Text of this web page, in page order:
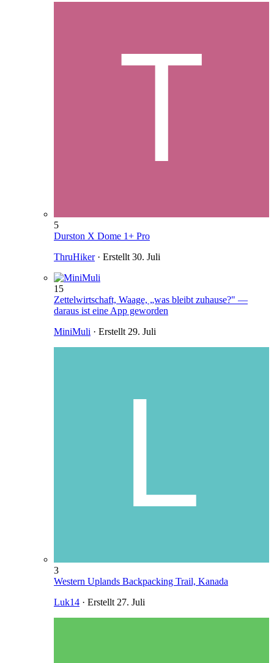
5
Durston X Dome 1+ Pro
ThruHiker· Erstellt 30. Juli
15
Zettelwirtschaft, Waage, „was bleibt zuhause?" —
daraus ist eine App geworden
MiniMuli · Erstellt 29. Juli
3
Western Uplands Backpacking Trail, Kanada
Luk14 · Erstellt 27. Juli